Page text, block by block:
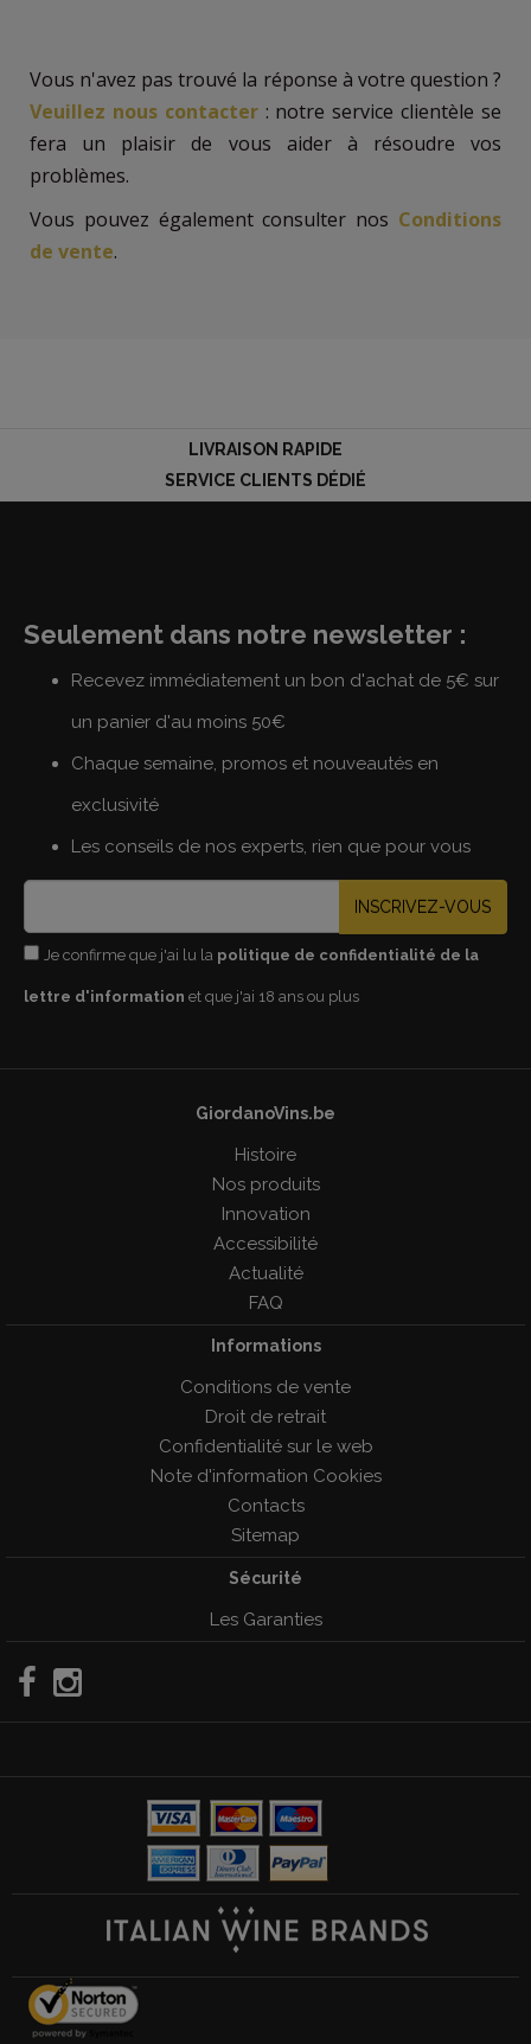
Vous n'avez pas trouvé la réponse à votre question ?
Veuillez nous contacter: notre service clientèle se
fera un plaisir de vous aider à résoudre vos
problèmes.
Vous pouvez également consulter nos Conditions
de vente.
LIVRAISON RAPIDE
SERVICE CLIENTS DÉDIÉ
Seulement dans notre newsletter :
Recevez immédiatement un bon d'achat de 5€ sur
un panier d'au moins 50€
Chaque semaine, promos et nouveautés en
exclusivité
Les conseils de nos experts, rien que pour vous
INSCRIVEZ-VOUS
Je confirme que j'ai lu la politique de confidentialité de la
lettre d'information et que j'ai 18 ans ou plus
GiordanoVins.be
Histoire
Nos produits
Innovation
Accessibilité
Actualité
FAQ
Informations
Conditions de vente
Droit de retrait
Confidentialité sur le web
Note d'information Cookies
Contacts
Sitemap
Sécurité
Les Garanties